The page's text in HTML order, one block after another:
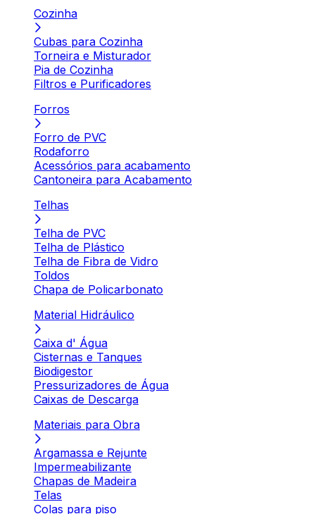
Cozinha
Cubas para Cozinha
Torneira e Misturador
Pia de Cozinha
Filtros e Purificadores
Forros
Forro de PVC
Rodaforro
Acessórios para acabamento
Cantoneira para Acabamento
Telhas
Telha de PVC
Telha de Plástico
Telha de Fibra de Vidro
Toldos
Chapa de Policarbonato
Material Hidráulico
Caixa d' Água
Cisternas e Tanques
Biodigestor
Pressurizadores de Água
Caixas de Descarga
Materiais para Obra
Argamassa e Rejunte
Impermeabilizante
Chapas de Madeira
Telas
Colas para piso